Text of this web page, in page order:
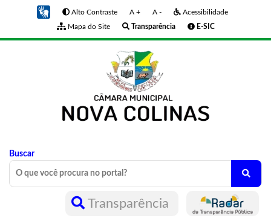
Alto Contraste A + A -
Acessibilidade
Mapa do Site
Transparência E-SIC
Buscar
Transparência